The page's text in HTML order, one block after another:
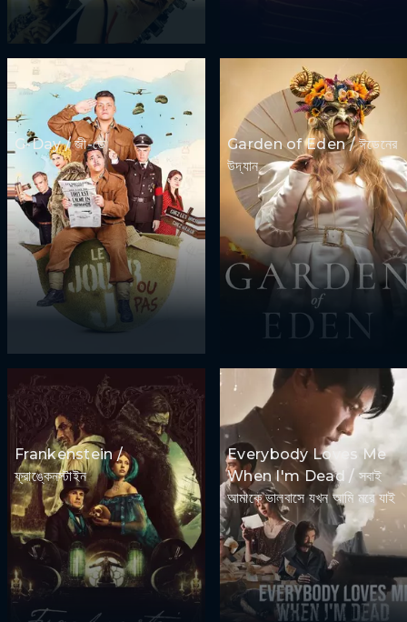
G-Day / জী-ডে
Garden of Eden / ঈডেনের
উদ্যান
Frankenstein /
ফ্রাঙ্কেনস্টাইন
Everybody Loves Me
When I'm Dead / সবাই
আমাকে ভালবাসে যখন আমি মরে যাই